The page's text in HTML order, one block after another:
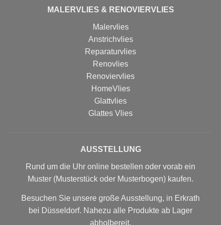
MALERVLIES & RENOVIERVLIES
Malervlies
Anstrichvlies
Reparaturvlies
Renovlies
Renoviervlies
HomeVlies
Glattvlies
Glattes Vlies
AUSSTELLUNG
Rund um die Uhr online bestellen oder vorab ein
Muster (Musterstück oder Musterbogen) kaufen.
Besuchen Sie unsere große Ausstellung, in Erkrath
bei Düsseldorf. Nahezu alle Produkte ab Lager
abholbereit.